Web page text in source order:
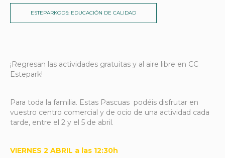
ESTEPARKODS: EDUCACIÓN DE CALIDAD
¡Regresan las actividades gratuitas y al aire libre en CC
Estepark!
Para toda la familia. Estas Pascuas podéis disfrutar en
vuestro centro comercial y de ocio de una actividad cada
tarde, entre el 2 y el 5 de abril.
VIERNES 2 ABRIL a las 12:30h